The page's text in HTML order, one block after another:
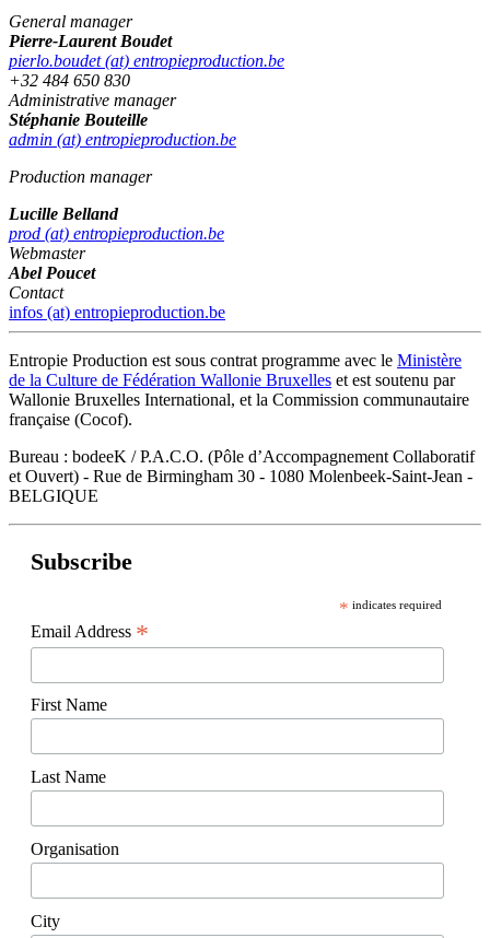
General manager
Pierre-Laurent Boudet
pierlo.boudet (at) entropieproduction.be
+32 484 650 830
Administrative manager
Stéphanie Bouteille
admin (at) entropieproduction.be
Production manager
Lucille Belland
prod (at) entropieproduction.be
Webmaster
Abel Poucet
Contact
infos (at) entropieproduction.be
Entropie Production est sous contrat programme avec le Ministère
de la Culture de Fédération Wallonie Bruxelles et est soutenu par
Wallonie Bruxelles International, et la Commission communautaire
française (Cocof).
Bureau : bodeeK / P.A.C.O. (Pôle d’Accompagnement Collaboratif
et Ouvert) - Rue de Birmingham 30 - 1080 Molenbeek-Saint-Jean -
BELGIQUE
Subscribe
* indicates required
Email Address *
First Name
Last Name
Organisation
City